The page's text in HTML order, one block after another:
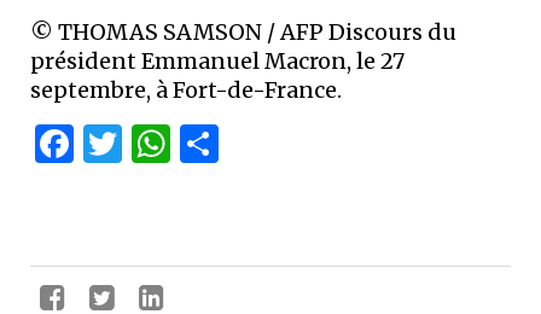
© THOMAS SAMSON / AFP Discours du
président Emmanuel Macron, le 27
septembre, à Fort-de-France.
Facebook
Twitter
WhatsApp